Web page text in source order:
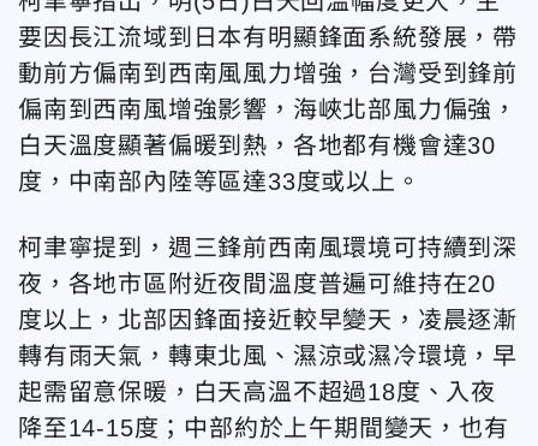
要因長江流域到日本有明顯鋒面系統發展，帶
動前方偏南到西南風風力增強，台灣受到鋒前
偏南到西南風增強影響，海峽北部風力偏強，
白天溫度顯著偏暖到熱，各地都有機會達30
度，中南部內陸等區達33度或以上。
柯聿寧提到，週三鋒前西南風環境可持續到深
夜，各地市區附近夜間溫度普遍可維持在20
度以上，北部因鋒面接近較早變天，凌晨逐漸
轉有雨天氣，轉東北風、濕涼或濕冷環境，早
起需留意保暖，白天高溫不超過18度、入夜
降至14-15度；中部約於上午期間變天，也有